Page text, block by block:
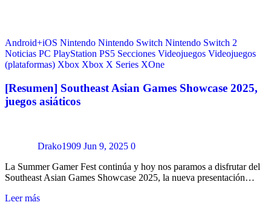
Android+iOS Nintendo Nintendo Switch Nintendo Switch 2
Noticias PC PlayStation PS5 Secciones Videojuegos Videojuegos
(plataformas) Xbox Xbox X Series XOne
[Resumen] Southeast Asian Games Showcase 2025,
juegos asiáticos
Drako1909 Jun 9, 2025 0
La Summer Gamer Fest continúa y hoy nos paramos a disfrutar del
Southeast Asian Games Showcase 2025, la nueva presentación…
Leer más